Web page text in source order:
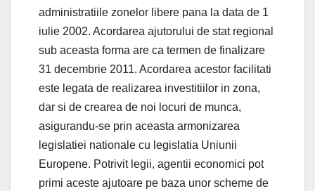
administratiile zonelor libere pana la data de 1
iulie 2002. Acordarea ajutorului de stat regional
sub aceasta forma are ca termen de finalizare
31 decembrie 2011. Acordarea acestor facilitati
este legata de realizarea investitiilor in zona,
dar si de crearea de noi locuri de munca,
asigurandu-se prin aceasta armonizarea
legislatiei nationale cu legislatia Uniunii
Europene. Potrivit legii, agentii economici pot
primi aceste ajutoare pe baza unor scheme de